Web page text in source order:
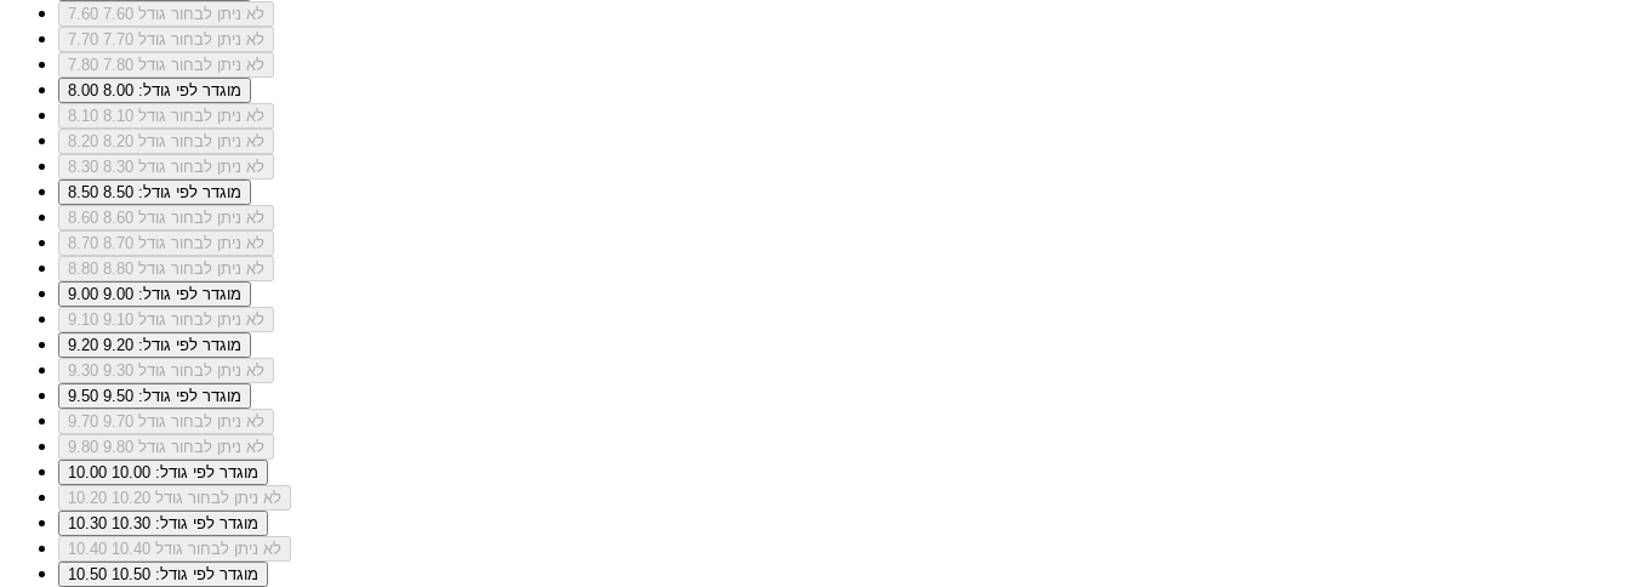
7.60
לא ניתן לבחור גודל 7.60
7.70
לא ניתן לבחור גודל 7.70
7.80
לא ניתן לבחור גודל 7.80
8.00
מוגדר לפי גודל: 8.00
8.10
לא ניתן לבחור גודל 8.10
8.20
לא ניתן לבחור גודל 8.20
8.30
לא ניתן לבחור גודל 8.30
8.50
מוגדר לפי גודל: 8.50
8.60
לא ניתן לבחור גודל 8.60
8.70
לא ניתן לבחור גודל 8.70
8.80
לא ניתן לבחור גודל 8.80
9.00
מוגדר לפי גודל: 9.00
9.10
לא ניתן לבחור גודל 9.10
9.20
מוגדר לפי גודל: 9.20
9.30
לא ניתן לבחור גודל 9.30
9.50
מוגדר לפי גודל: 9.50
9.70
לא ניתן לבחור גודל 9.70
9.80
לא ניתן לבחור גודל 9.80
10.00
מוגדר לפי גודל: 10.00
10.20
לא ניתן לבחור גודל 10.20
10.30
מוגדר לפי גודל: 10.30
10.40
לא ניתן לבחור גודל 10.40
10.50
מוגדר לפי גודל: 10.50